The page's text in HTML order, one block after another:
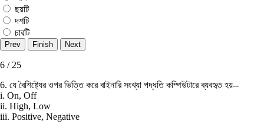
ছয়টি
দশটি
চারটি
6 / 25
6. যে বৈশিষ্ট্যের ওপর ভিত্তি করে বাইনারি সংখ্যা পদ্ধতি কম্পিউটারে ব্যবহৃত হয়--
i. On, Off
ii. High, Low
iii. Positive, Negative